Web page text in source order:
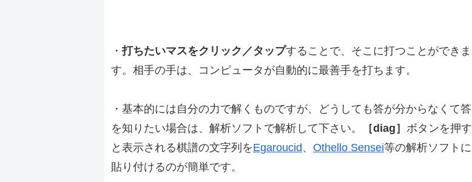
・打ちたいマスをクリック／タップすることで、そこに打つことができま
す。相手の手は、コンピュータが自動的に最善手を打ちます。
・基本的には自分の力で解くものですが、どうしても答が分からなくて答
を知りたい場合は、解析ソフトで解析して下さい。
［diag］ ボタンを押す
と表示される棋譜の文字列をEgaroucid、 Othello Sensei等の解析ソフトに
貼り付けるのが簡単です。